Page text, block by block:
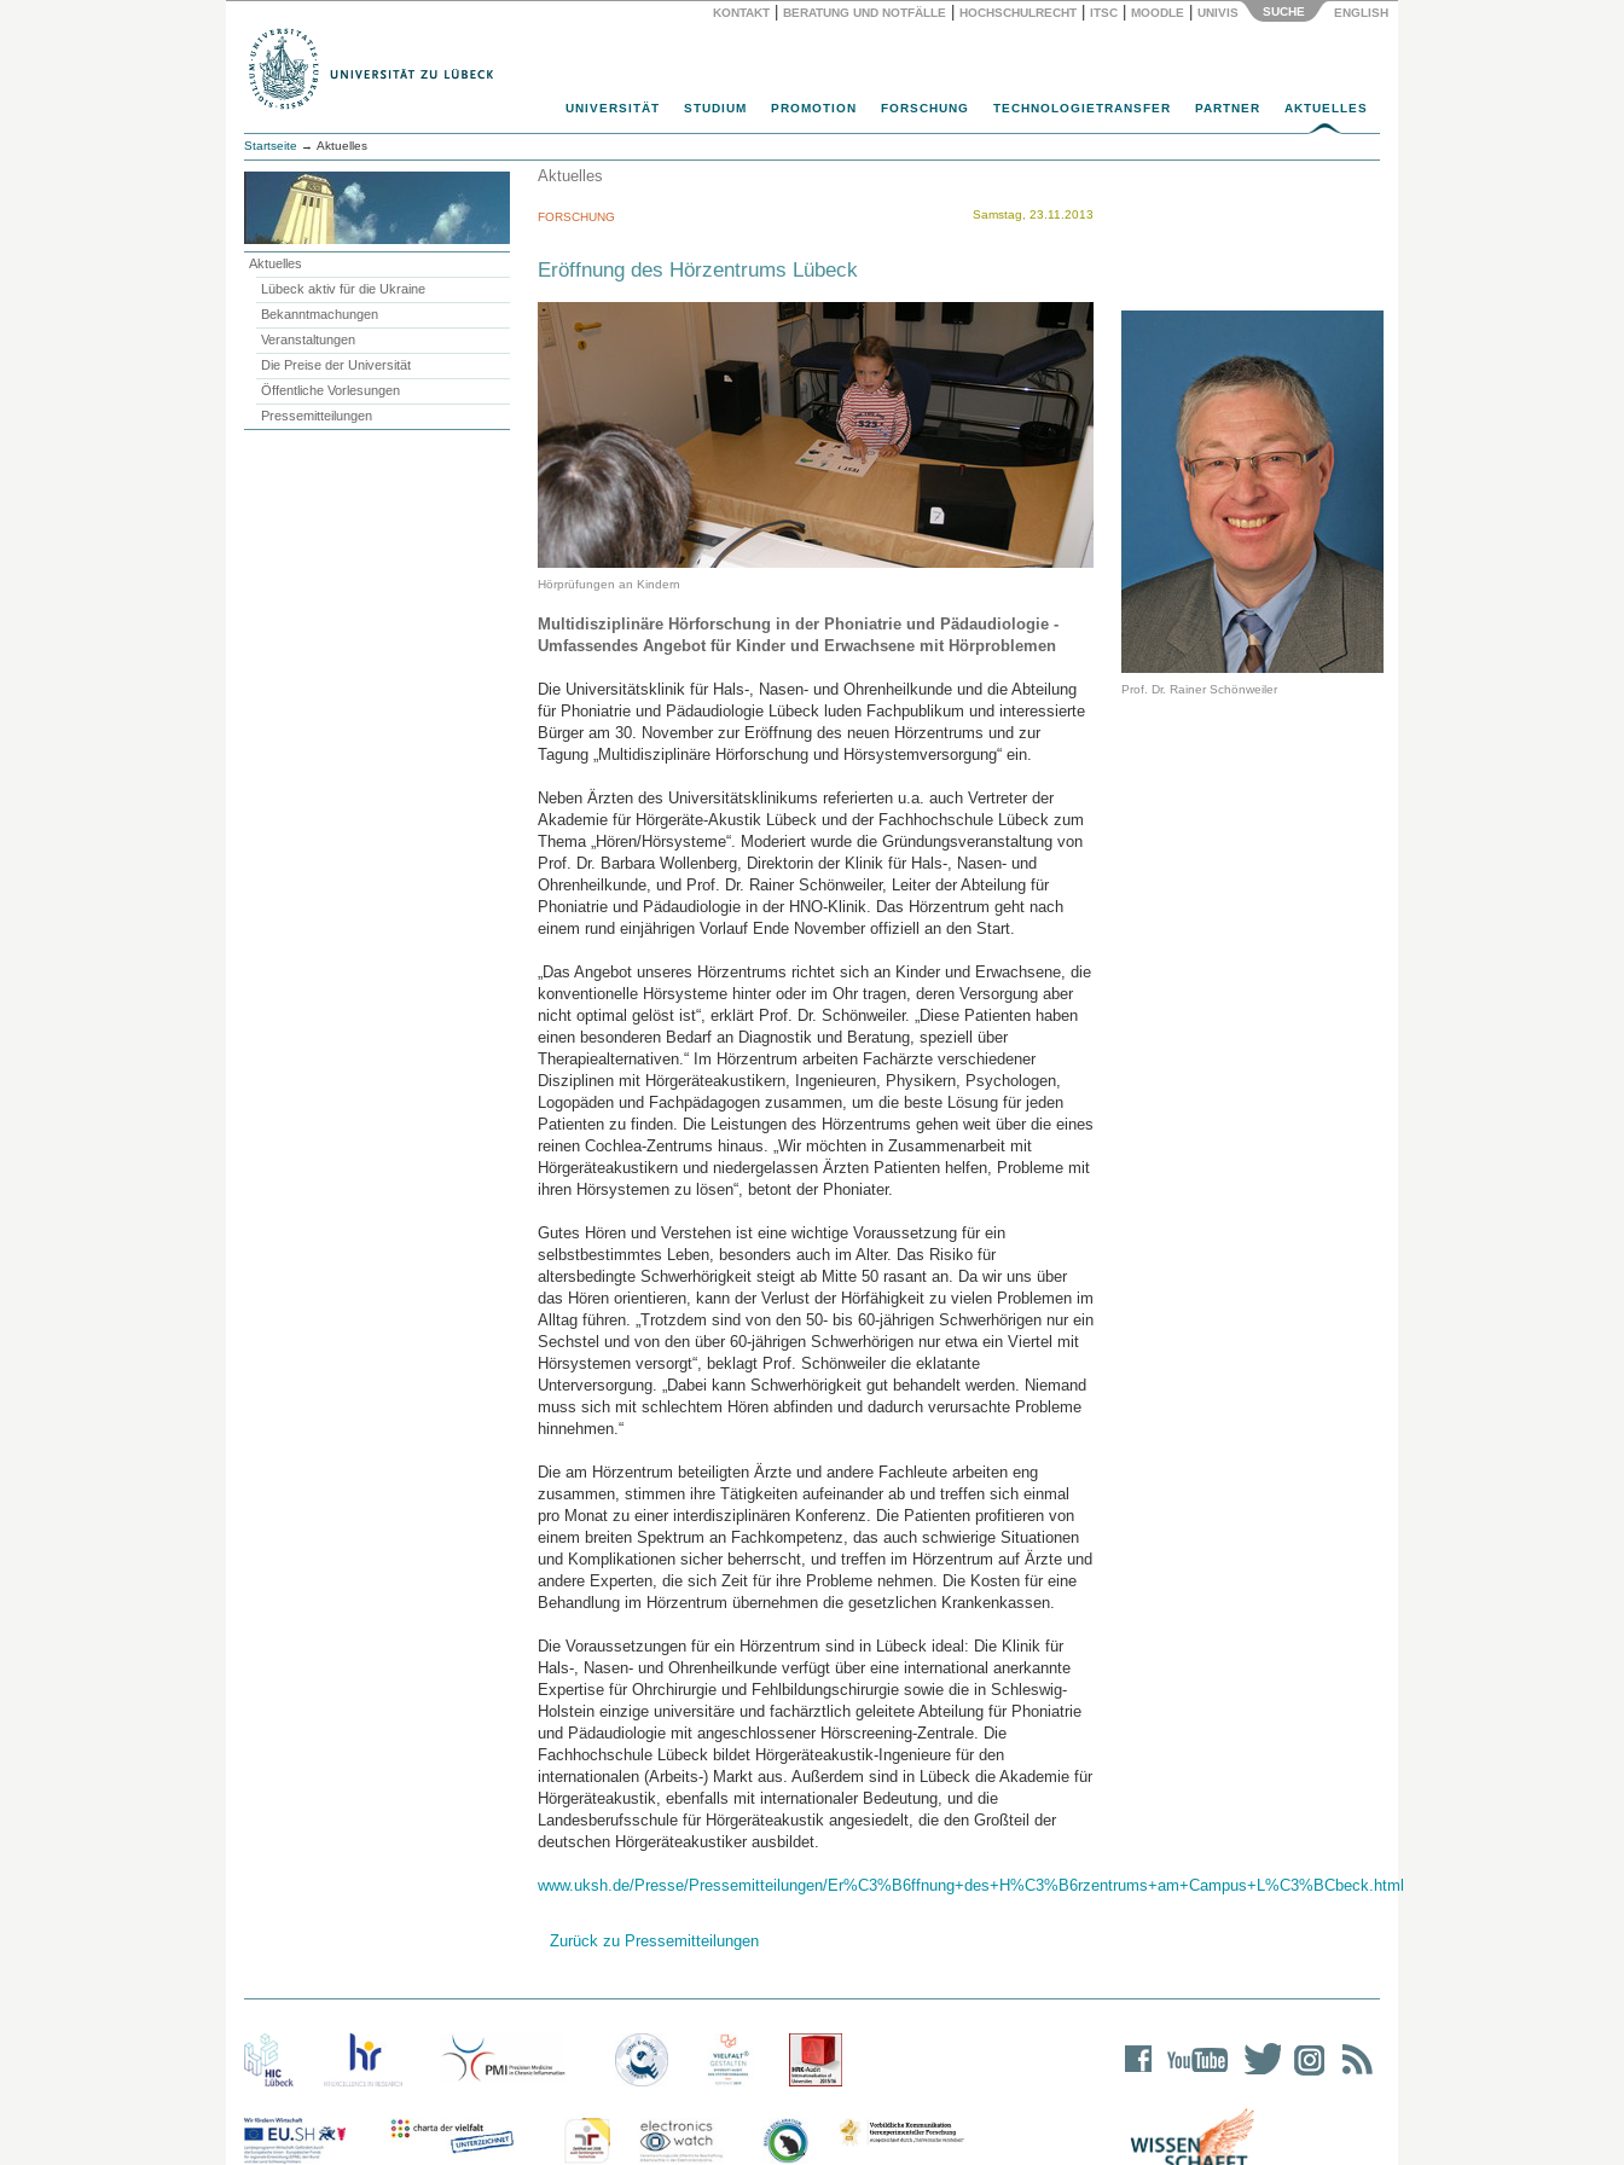
KONTAKT BERATUNG UND NOTFÄLLE HOCHSCHULRECHT ITSC MOODLE UNIVIS SUCHE ENGLISH
UNIVERSITÄT STUDIUM PROMOTION FORSCHUNG TECHNOLOGIETRANSFER PARTNER AKTUELLES
Startseite → Aktuelles
Aktuelles
Lübeck aktiv für die Ukraine
Bekanntmachungen
Veranstaltungen
Die Preise der Universität
Öffentliche Vorlesungen
Pressemitteilungen
Aktuelles
Samstag, 23.11.2013
FORSCHUNG
Eröffnung des Hörzentrums Lübeck
Hörprüfungen an Kindern
Multidisziplinäre Hörforschung in der Phoniatrie und Pädaudiologie -
Umfassendes Angebot für Kinder und Erwachsene mit Hörproblemen
Die Universitätsklinik für Hals-, Nasen- und Ohrenheilkunde und die Abteilung
für Phoniatrie und Pädaudiologie Lübeck luden Fachpublikum und interessierte
Bürger am 30. November zur Eröffnung des neuen Hörzentrums und zur
Tagung „Multidisziplinäre Hörforschung und Hörsystemversorgung“ ein.
Neben Ärzten des Universitätsklinikums referierten u.a. auch Vertreter der
Akademie für Hörgeräte-Akustik Lübeck und der Fachhochschule Lübeck zum
Thema „Hören/Hörsysteme“. Moderiert wurde die Gründungsveranstaltung von
Prof. Dr. Barbara Wollenberg, Direktorin der Klinik für Hals-, Nasen- und
Ohrenheilkunde, und Prof. Dr. Rainer Schönweiler, Leiter der Abteilung für
Phoniatrie und Pädaudiologie in der HNO-Klinik. Das Hörzentrum geht nach
einem rund einjährigen Vorlauf Ende November offiziell an den Start.
„Das Angebot unseres Hörzentrums richtet sich an Kinder und Erwachsene, die
konventionelle Hörsysteme hinter oder im Ohr tragen, deren Versorgung aber
nicht optimal gelöst ist“, erklärt Prof. Dr. Schönweiler. „Diese Patienten haben
einen besonderen Bedarf an Diagnostik und Beratung, speziell über
Therapiealternativen.“ Im Hörzentrum arbeiten Fachärzte verschiedener
Disziplinen mit Hörgeräteakustikern, Ingenieuren, Physikern, Psychologen,
Logopäden und Fachpädagogen zusammen, um die beste Lösung für jeden
Patienten zu finden. Die Leistungen des Hörzentrums gehen weit über die eines
reinen Cochlea-Zentrums hinaus. „Wir möchten in Zusammenarbeit mit
Hörgeräteakustikern und niedergelassen Ärzten Patienten helfen, Probleme mit
ihren Hörsystemen zu lösen“, betont der Phoniater.
Gutes Hören und Verstehen ist eine wichtige Voraussetzung für ein
selbstbestimmtes Leben, besonders auch im Alter. Das Risiko für
altersbedingte Schwerhörigkeit steigt ab Mitte 50 rasant an. Da wir uns über
das Hören orientieren, kann der Verlust der Hörfähigkeit zu vielen Problemen im
Alltag führen. „Trotzdem sind von den 50- bis 60-jährigen Schwerhörigen nur ein
Sechstel und von den über 60-jährigen Schwerhörigen nur etwa ein Viertel mit
Hörsystemen versorgt“, beklagt Prof. Schönweiler die eklatante
Unterversorgung. „Dabei kann Schwerhörigkeit gut behandelt werden. Niemand
muss sich mit schlechtem Hören abfinden und dadurch verursachte Probleme
hinnehmen.“
Die am Hörzentrum beteiligten Ärzte und andere Fachleute arbeiten eng
zusammen, stimmen ihre Tätigkeiten aufeinander ab und treffen sich einmal
pro Monat zu einer interdisziplinären Konferenz. Die Patienten profitieren von
einem breiten Spektrum an Fachkompetenz, das auch schwierige Situationen
und Komplikationen sicher beherrscht, und treffen im Hörzentrum auf Ärzte und
andere Experten, die sich Zeit für ihre Probleme nehmen. Die Kosten für eine
Behandlung im Hörzentrum übernehmen die gesetzlichen Krankenkassen.
Die Voraussetzungen für ein Hörzentrum sind in Lübeck ideal: Die Klinik für
Hals-, Nasen- und Ohrenheilkunde verfügt über eine international anerkannte
Expertise für Ohrchirurgie und Fehlbildungschirurgie sowie die in Schleswig-
Holstein einzige universitäre und fachärztlich geleitete Abteilung für Phoniatrie
und Pädaudiologie mit angeschlossener Hörscreening-Zentrale. Die
Fachhochschule Lübeck bildet Hörgeräteakustik-Ingenieure für den
internationalen (Arbeits-) Markt aus. Außerdem sind in Lübeck die Akademie für
Hörgeräteakustik, ebenfalls mit internationaler Bedeutung, und die
Landesberufsschule für Hörgeräteakustik angesiedelt, die den Großteil der
deutschen Hörgeräteakustiker ausbildet.
www.uksh.de/Presse/Pressemitteilungen/Er%C3%B6ffnung+des+H%C3%B6rzentrums+am+Campus+L%C3%BCbeck.html
Zurück zu Pressemitteilungen
Prof. Dr. Rainer Schönweiler